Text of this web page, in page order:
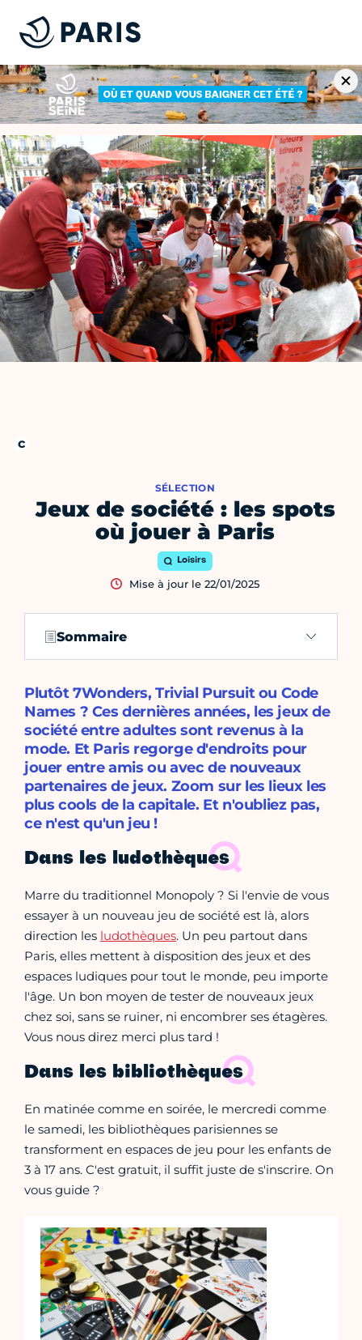
Jeux de société : les spots
où jouer à Paris
SÉLECTION
Loisirs
Mise à jour le 22/01/2025
Sommaire
Plutôt 7Wonders, Trivial Pursuit ou Code
Names ? Ces dernières années, les jeux de
société entre adultes sont revenus à la
mode. Et Paris regorge d'endroits pour
jouer entre amis ou avec de nouveaux
partenaires de jeux. Zoom sur les lieux les
plus cools de la capitale. Et n'oubliez pas,
ce n'est qu'un jeu !
Dans les ludothèques
Marre du traditionnel Monopoly ? Si l'envie de vous
essayer à un nouveau jeu de société est là, alors
direction les ludothèques. Un peu partout dans
Paris, elles mettent à disposition des jeux et des
espaces ludiques pour tout le monde, peu importe
l'âge. Un bon moyen de tester de nouveaux jeux
chez soi, sans se ruiner, ni encombrer ses étagères.
Vous nous direz merci plus tard !
Dans les bibliothèques
En matinée comme en soirée, le mercredi comme
le samedi, les bibliothèques parisiennes se
transforment en espaces de jeu pour les enfants de
3 à 17 ans. C'est gratuit, il suffit juste de s'inscrire. On
vous guide ?